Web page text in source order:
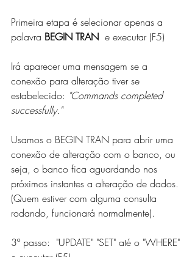
Primeira etapa é selecionar apenas a
palavra BEGIN TRAN
  e executar (F5)
Irá aparecer uma mensagem se a
conexão para alteração tiver se
estabelecido: "Commands completed
successfully."
Usamos o BEGIN TRAN para abrir uma
conexão de alteração com o banco, ou
seja, o banco fica aguardando nos
próximos instantes a alteração de dados.
(Quem estiver com alguma consulta
rodando, funcionará normalmente).
3º passo:  "UPDATE" "SET" até o "WHERE"